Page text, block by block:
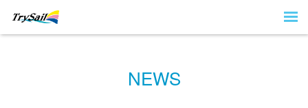
NEWS